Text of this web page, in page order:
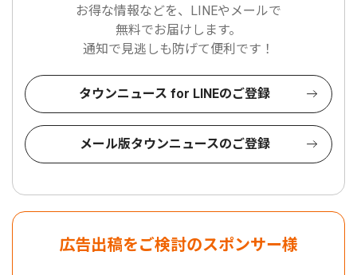
お得な情報などを、LINEやメールで
無料でお届けします。
通知で見逃しも防げて便利です！
タウンニュース for LINEのご登録
メール版タウンニュースのご登録
広告出稿をご検討のスポンサー様